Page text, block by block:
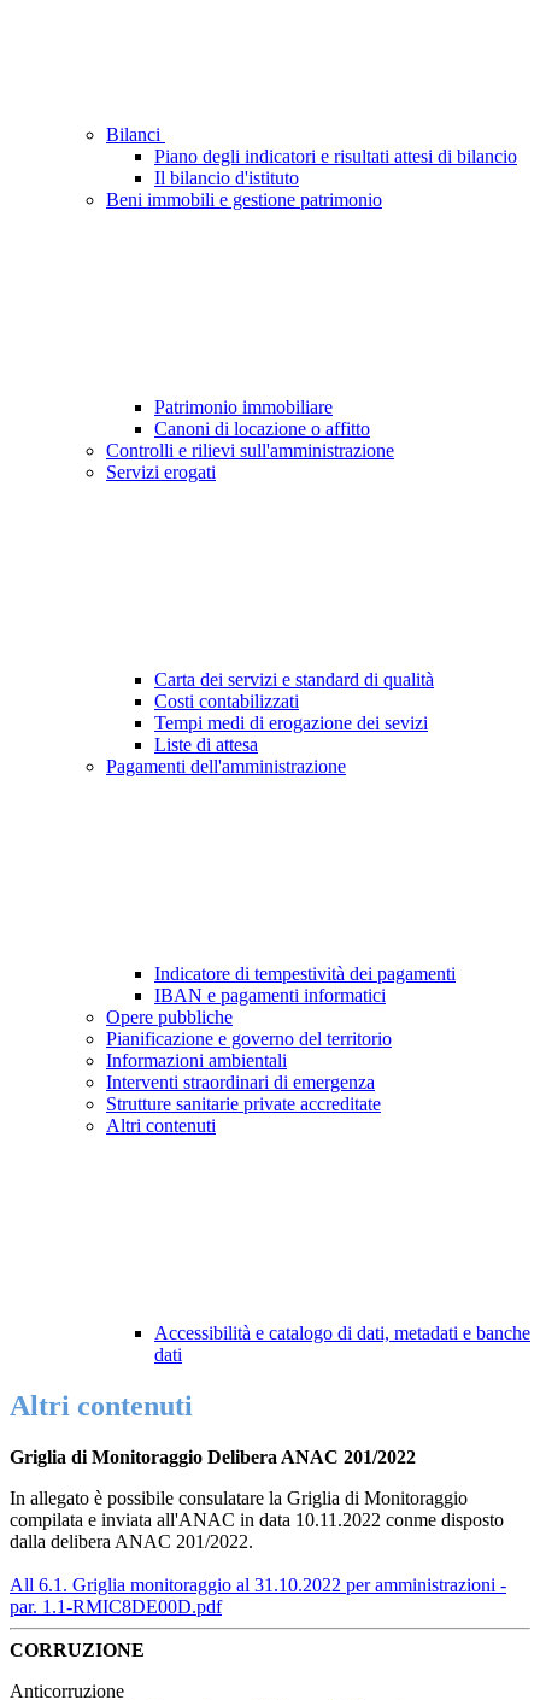
Bilanci
Piano degli indicatori e risultati attesi di bilancio
Il bilancio d'istituto
Beni immobili e gestione patrimonio
Patrimonio immobiliare
Canoni di locazione o affitto
Controlli e rilievi sull'amministrazione
Servizi erogati
Carta dei servizi e standard di qualità
Costi contabilizzati
Tempi medi di erogazione dei sevizi
Liste di attesa
Pagamenti dell'amministrazione
Indicatore di tempestività dei pagamenti
IBAN e pagamenti informatici
Opere pubbliche
Pianificazione e governo del territorio
Informazioni ambientali
Interventi straordinari di emergenza
Strutture sanitarie private accreditate
Altri contenuti
Accessibilità e catalogo di dati, metadati e banche
dati
Altri contenuti
Griglia di Monitoraggio Delibera ANAC 201/2022
In allegato è possibile consulatare la Griglia di Monitoraggio
compilata e inviata all'ANAC in data 10.11.2022 conme disposto
dalla delibera ANAC 201/2022.
All 6.1. Griglia monitoraggio al 31.10.2022 per amministrazioni -
par. 1.1-RMIC8DE00D.pdf
CORRUZIONE
Anticorruzione